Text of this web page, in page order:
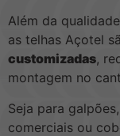
Além da
as telhas Açotel
customizadas,
montagem no
Seja para
comerciais ou